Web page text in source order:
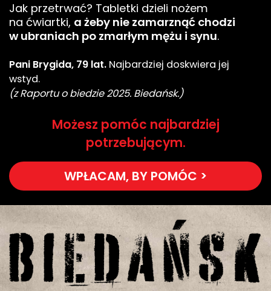
Jak przetrwać? Tabletki dzieli nożem
na ćwiartki, a żeby nie zamarznąć chodzi
w ubraniach po zmarłym mężu i synu.
Pani Brygida, 79 lat. Najbardziej doskwiera jej
wstyd.
(z Raportu o biedzie 2025. Biedańsk.)
Możesz pomóc najbardziej
potrzebującym.
WPŁACAM, BY POMÓC >